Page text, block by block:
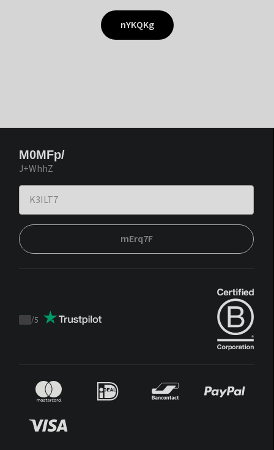
nYKQKg
M0MFp/
J+WhhZ
mErq7F
Trustpilot
/5